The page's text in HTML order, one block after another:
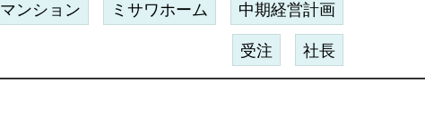
マンション ミサワホーム 中期経営計画
受注 社長